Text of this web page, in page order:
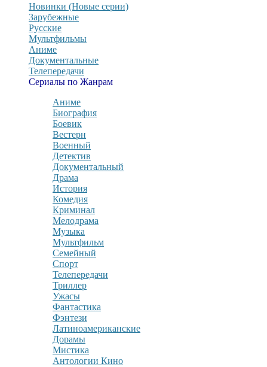
Новинки (Новые серии)
Зарубежные
Русские
Мультфильмы
Аниме
Документальные
Телепередачи
Сериалы по Жанрам
Аниме
Биография
Боевик
Вестерн
Военный
Детектив
Документальный
Драма
История
Комедия
Криминал
Мелодрама
Музыка
Мультфильм
Семейный
Спорт
Телепередачи
Триллер
Ужасы
Фантастика
Фэнтези
Латиноамериканские
Дорамы
Мистика
Антологии Кино